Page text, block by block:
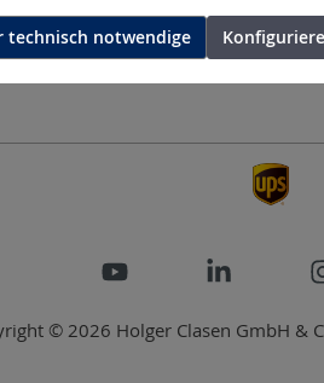
© 2026 Holger Clasen GmbH &
technisch notwendige